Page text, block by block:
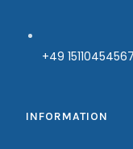
+49 15110454567
INFORMATION